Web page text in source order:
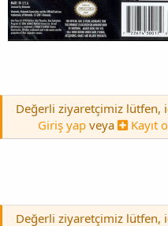
Değerli ziyaretçimiz
Giriş yap veya Kayıt
Değerli ziyaretçimiz